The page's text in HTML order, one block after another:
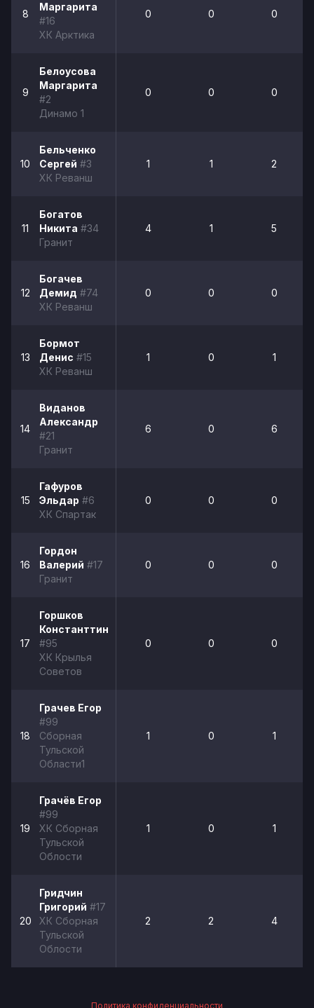
8
Маргарита
#16
ХК Арктика
0 0 0
9
Белоусова
Маргарита
#2
Динамо 1
0 0 0
10
Бельченко
Сергей #3
ХК Реванш
1 1 2
11
Богатов
Никита #34
Гранит
4 1 5
12
Богачев
Демид #74
ХК Реванш
0 0 0
13
Бормот
Денис #15
ХК Реванш
1 0 1
14
Виданов
Александр
#21
Гранит
6 0 6
15
Гафуров
Эльдар #6
ХК Спартак
0 0 0
16
Гордон
Валерий #17
Гранит
0 0 0
17
Горшков
Константтин
#95
ХК Крылья
Советов
0 0 0
18
Грачев Егор
#99
Сборная
Тульской
Области1
1 0 1
19
Грачёв Егор
#99
ХК Сборная
Тульской
Облости
1 0 1
20
Гридчин
Григорий #17
ХК Сборная
Тульской
Облости
2 2 4
Политика конфиденциальности